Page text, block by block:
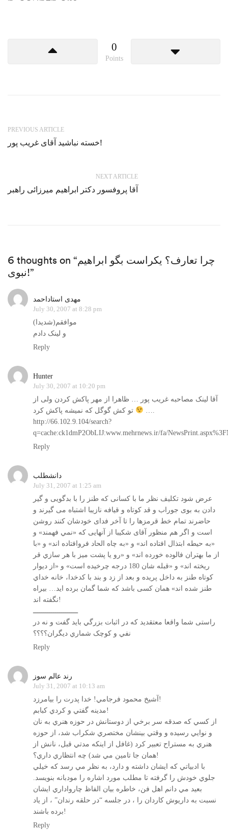
0
Points
PREVIOUS ARTICLE
خسته نباشید آقای غریب پور!
NEXT ARTICLE
آقا پروفسور دکتر ابراهیم میرزائی راهبر
6 thoughts on “چرا تعارف؟ یکراست بگو ابراهیم
نبوی!”
مهدی استاداحمد
July 30, 2007 at 8:28 pm
موافقم(شدیدا)
و لینک دادم
Reply
Hunter
July 30, 2007 at 10:20 pm
آقا لینک مصاحبه غریب پور … ظاهرا از مهر پاکش کردن ولی از
….
http://66.102.9.104/search?
q=cache:ck1dmP2ObLIJ:www.mehrnews.ir/fa/
Reply
دانشطلب
July 31, 2007 at 1:25 am
عرض شود تکلیف نظر ما با کسانی که طنز را با بدگویی و گیر
دادن به بوی جوراب و قد کوتاه و قیافه نازیبا اشتباه می گیرند و
حاضرند تمام خط قرمزها را تا آخر فدای خودشان کنند روشن
است و اگر هم منظور آقای شکیبا از آنهایی که «نمي فهمند» و
«به حيطه ابتذال افتاده اند» و «به چاه الحاد فروافتاده اند» و «با
از ما بهتران فالوده خورده اند» و «رو يا پشت ميز با هر سازي قر
ريخته اند» و «قبله شان 180 درجه چرخيده است» و «از ديوار
کوتاه طنز به داخل پريده و بعد از زد و بند با کدخدا، خانه خداي
طنز شده اند» همان کسی باشد که شما گمان برده اید… بیراه
نگفته اند!
ــــــــــــــــــــــ
راستی شما واقعا معتقدید که در اثبات بزرگي باید گفت و نه در
نفي و کوچک شماري ديگران؟؟؟؟
Reply
رند عالم سوز
July 31, 2007 at 10:13 am
آشيخ محمود فرجامي! خدا پدرت را بيامرزد!
مدينه گفتي و كردي كبابم!
از كسي كه صدقه سر برخي از دوستانش در حوزه هنري به نان
و نوايي رسيده و وقتي بينشان مختصري شكراب شد، از حوزه
هنري به مستراح تعبير كرد (غافل از اينكه مدتي قبل، نانش از
همان جا تامين مي شد) چه انتظاري داري؟!
با ادبياتي كه ايشان داشته و دارد، به نظر مي رسد كه خيلي
جلوي خودش را گرفته تا مطلب مورد اشاره را مودبانه بنويسد.
بعيد مي دانم اهل فن، خاطره بيان الفاظ چارواداري ايشان
نسبت به داريوش كاردان را ، در جلسه “در حلقه رندان” ، از ياد
برده باشند!
Reply